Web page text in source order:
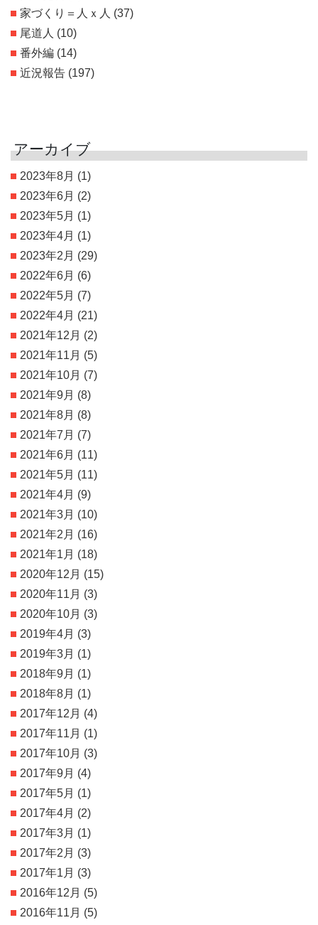
家づくり＝人ｘ人 (37)
尾道人 (10)
番外編 (14)
近況報告 (197)
アーカイブ
2023年8月 (1)
2023年6月 (2)
2023年5月 (1)
2023年4月 (1)
2023年2月 (29)
2022年6月 (6)
2022年5月 (7)
2022年4月 (21)
2021年12月 (2)
2021年11月 (5)
2021年10月 (7)
2021年9月 (8)
2021年8月 (8)
2021年7月 (7)
2021年6月 (11)
2021年5月 (11)
2021年4月 (9)
2021年3月 (10)
2021年2月 (16)
2021年1月 (18)
2020年12月 (15)
2020年11月 (3)
2020年10月 (3)
2019年4月 (3)
2019年3月 (1)
2018年9月 (1)
2018年8月 (1)
2017年12月 (4)
2017年11月 (1)
2017年10月 (3)
2017年9月 (4)
2017年5月 (1)
2017年4月 (2)
2017年3月 (1)
2017年2月 (3)
2017年1月 (3)
2016年12月 (5)
2016年11月 (5)